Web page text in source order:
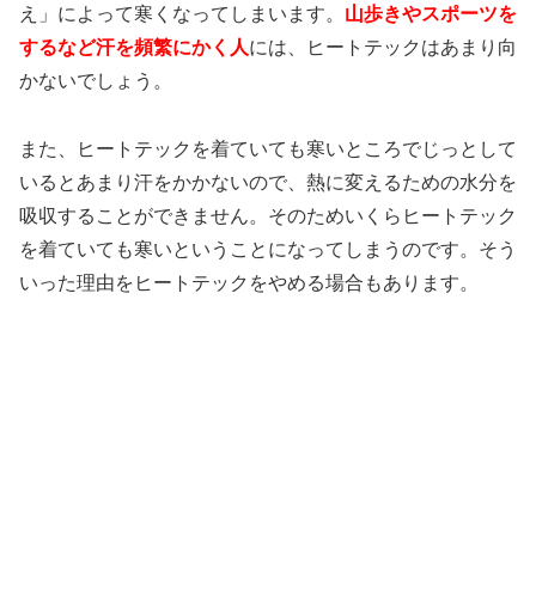
え」によって寒くなってしまいます。 山歩きやスポーツを
するなど汗を頻繁にかく人には、ヒートテックはあまり向
かないでしょう。
また、ヒートテックを着ていても寒いところでじっとして
いるとあまり汗をかかないので、熱に変えるための水分を
吸収することができません。そのためいくらヒートテック
を着ていても寒いということになってしまうのです。そう
いった理由をヒートテックをやめる場合もあります。